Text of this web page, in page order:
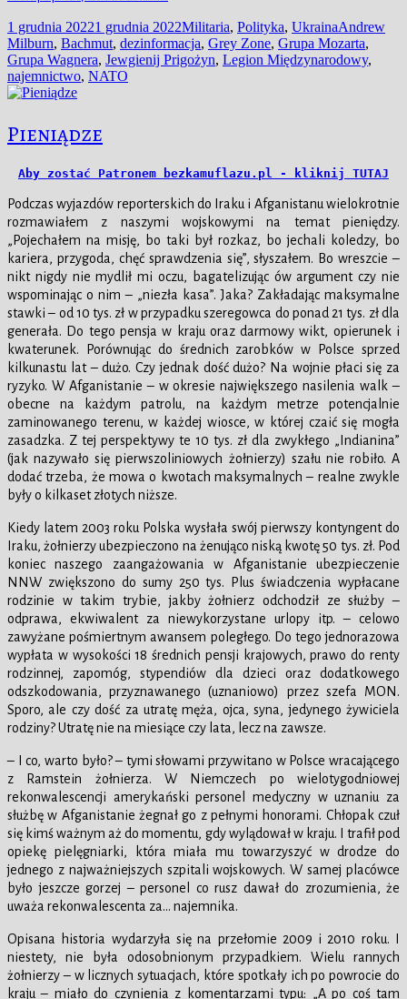
Data
publikacji
1 grudnia 20221 grudnia 2022Kategorie
Militaria, Polityka, UkrainaTagi
Andrew
Milburn, Bachmut, dezinformacja, Grey Zone, Grupa Mozarta,
Grupa Wagnera, Jewgienij Prigożyn, Legion Międzynarodowy,
najemnictwo, NATO
Pieniądze
Aby zostać Patronem bezkamuflazu.pl - kliknij TUTAJ
Podczas wyjazdów reporterskich do Iraku i Afganistanu wielokrotnie
rozmawiałem z naszymi wojskowymi na temat pieniędzy.
„Pojechałem na misję, bo taki był rozkaz, bo jechali koledzy, bo
kariera, przygoda, chęć sprawdzenia się”, słyszałem. Bo wreszcie –
nikt nigdy nie mydlił mi oczu, bagatelizując ów argument czy nie
wspominając o nim – „niezła kasa”. Jaka? Zakładając maksymalne
stawki – od 10 tys. zł w przypadku szeregowca do ponad 21 tys. zł dla
generała. Do tego pensja w kraju oraz darmowy wikt, opierunek i
kwaterunek. Porównując do średnich zarobków w Polsce sprzed
kilkunastu lat – dużo. Czy jednak dość dużo? Na wojnie płaci się za
ryzyko. W Afganistanie – w okresie największego nasilenia walk –
obecne na każdym patrolu, na każdym metrze potencjalnie
zaminowanego terenu, w każdej wiosce, w której czaić się mogła
zasadzka. Z tej perspektywy te 10 tys. zł dla zwykłego „Indianina”
(jak nazywało się pierwszoliniowych żołnierzy) szału nie robiło. A
dodać trzeba, że mowa o kwotach maksymalnych – realne zwykle
były o kilkaset złotych niższe.
Kiedy latem 2003 roku Polska wysłała swój pierwszy kontyngent do
Iraku, żołnierzy ubezpieczono na żenująco niską kwotę 50 tys. zł. Pod
koniec naszego zaangażowania w Afganistanie ubezpieczenie
NNW zwiększono do sumy 250 tys. Plus świadczenia wypłacane
rodzinie w takim trybie, jakby żołnierz odchodził ze służby –
odprawa, ekwiwalent za niewykorzystane urlopy itp. – celowo
zawyżane pośmiertnym awansem poległego. Do tego jednorazowa
wypłata w wysokości 18 średnich pensji krajowych, prawo do renty
rodzinnej, zapomóg, stypendiów dla dzieci oraz dodatkowego
odszkodowania, przyznawanego (uznaniowo) przez szefa MON.
Sporo, ale czy dość za utratę męża, ojca, syna, jedynego żywiciela
rodziny? Utratę nie na miesiące czy lata, lecz na zawsze.
– I co, warto było? – tymi słowami przywitano w Polsce wracającego
z Ramstein żołnierza. W Niemczech po wielotygodniowej
rekonwalescencji amerykański personel medyczny w uznaniu za
służbę w Afganistanie żegnał go z pełnymi honorami. Chłopak czuł
się kimś ważnym aż do momentu, gdy wylądował w kraju. I trafił pod
opiekę pielęgniarki, która miała mu towarzyszyć w drodze do
jednego z najważniejszych szpitali wojskowych. W samej placówce
było jeszcze gorzej – personel co rusz dawał do zrozumienia, że
uważa rekonwalescenta za… najemnika.
Opisana historia wydarzyła się na przełomie 2009 i 2010 roku. I
niestety, nie była odosobnionym przypadkiem. Wielu rannych
żołnierzy – w licznych sytuacjach, które spotkały ich po powrocie do
kraju – miało do czynienia z komentarzami typu: „A po coś tam